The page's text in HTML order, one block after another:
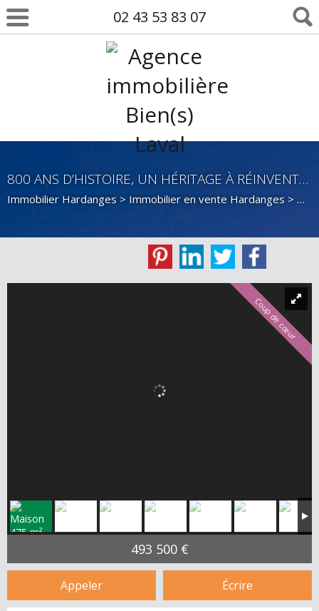
02 43 53 83 07
800 ANS D’HISTOIRE, UN HÉRITAGE À RÉINVENTER
Immobilier Hardanges > Immobilier en vente Hardanges >
Coup de cœur
493 500 €
Appeler Écrire